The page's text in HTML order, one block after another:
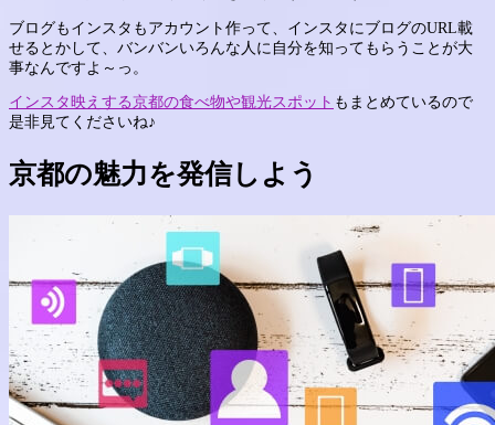
ブログもインスタもアカウント作って、インスタにブログのURL載
せるとかして、バンバンいろんな人に自分を知ってもらうことが大
事なんですよ～っ。
インスタ映えする京都の食べ物や観光スポット もまとめているので
是非見てくださいね♪
京都の魅力を発信しよう